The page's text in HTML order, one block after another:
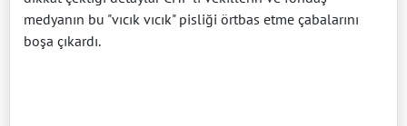
medyanın bu "vıcık vıcık" pisliği örtbas etme çabalarını
boşa çıkardı.